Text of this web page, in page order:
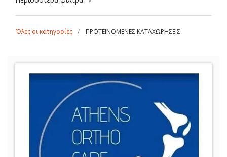
Όλες οι κατηγορίες ΠΡΟΤΕΙΝΟΜΕΝΕΣ ΚΑΤΑΧΩΡΗΣΕΙΣ